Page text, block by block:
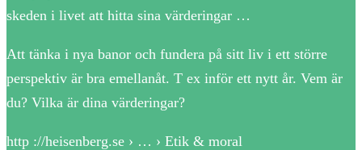
skeden i livet att hitta sina värderingar …
Att tänka i nya banor och fundera på sitt liv i ett större
perspektiv är bra emellanåt. T ex inför ett nytt år. Vem är
du? Vilka är dina värderingar?
http ://heisenberg.se › … › Etik & moral